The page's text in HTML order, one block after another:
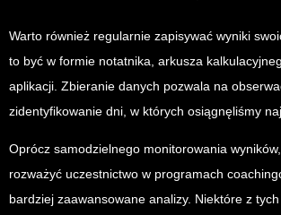
Warto również regularnie zapisywać wyniki
to być w formie notatnika, arkusza
aplikacji. Zbieranie danych pozwala na
zidentyfikowanie dni, w których osiągnęliśmy
Oprócz samodzielnego monitorowania
rozważyć uczestnictwo w programach
bardziej zaawansowane analizy. Niektóre z